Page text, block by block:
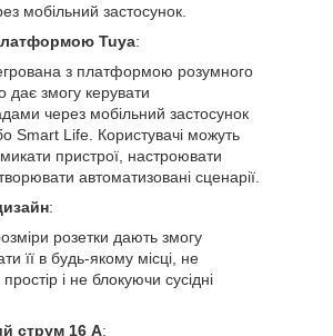
мобільний застосунок.
Tuya:
з платформою розумного
змогу керувати
через мобільний застосунок
Smart Life. Користувачі можуть
пристрої, настроювати
автоматизовані сценарії.
:
розетки дають змогу
її в будь-якому місці, не
і не блокуючи сусідні
струм 16 А: